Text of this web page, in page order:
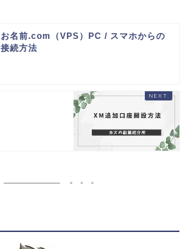
お名前.com（VPS）PC / スマホからの
接続方法